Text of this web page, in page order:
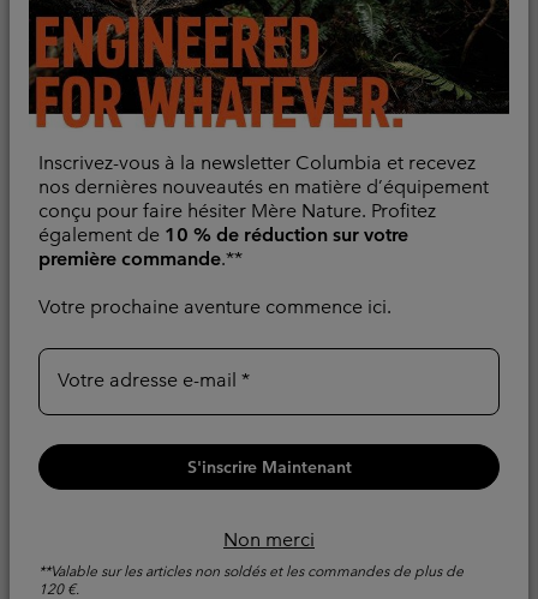
Inscrivez-vous à la newsletter Columbia et recevez
nos dernières nouveautés en matière d’équipement
conçu pour faire hésiter Mère Nature. Profitez
également de 10 % de réduction sur votre
première commande.**
Votre prochaine aventure commence ici.
Votre adresse e-mail
S'inscrire Maintenant
Non merci
**Valable sur les articles non soldés et les commandes de plus de
120 €.
Pantalon de Randonnée
Convertible Silver Ridge
Utility™ Femme
Regular price:
80,00 €
Chaussure de
Randonnée Peakfreak™